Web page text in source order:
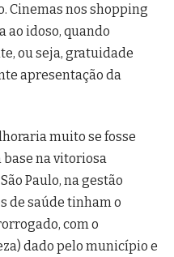
Cinemas nos shopping
ao idoso, quando
ou seja, gratuidade
apresentação da
muito se fosse
na vitoriosa
Paulo, na gestão
de saúde tinham o
com o
dado pelo município e